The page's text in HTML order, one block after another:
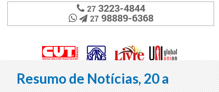
273223-4844
2798889-6368
Resumo de Notícias, 20 a